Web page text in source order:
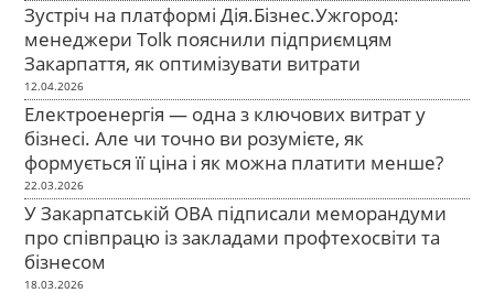
Зустріч на платформі Дія.Бізнес.Ужгород:
менеджери Tolk пояснили підприємцям
Закарпаття, як оптимізувати витрати
12.04.2026
Електроенергія — одна з ключових витрат у
бізнесі. Але чи точно ви розумієте, як
формується її ціна і як можна платити менше?
22.03.2026
У Закарпатській ОВА підписали меморандуми
про співпрацю із закладами профтехосвіти та
бізнесом
18.03.2026